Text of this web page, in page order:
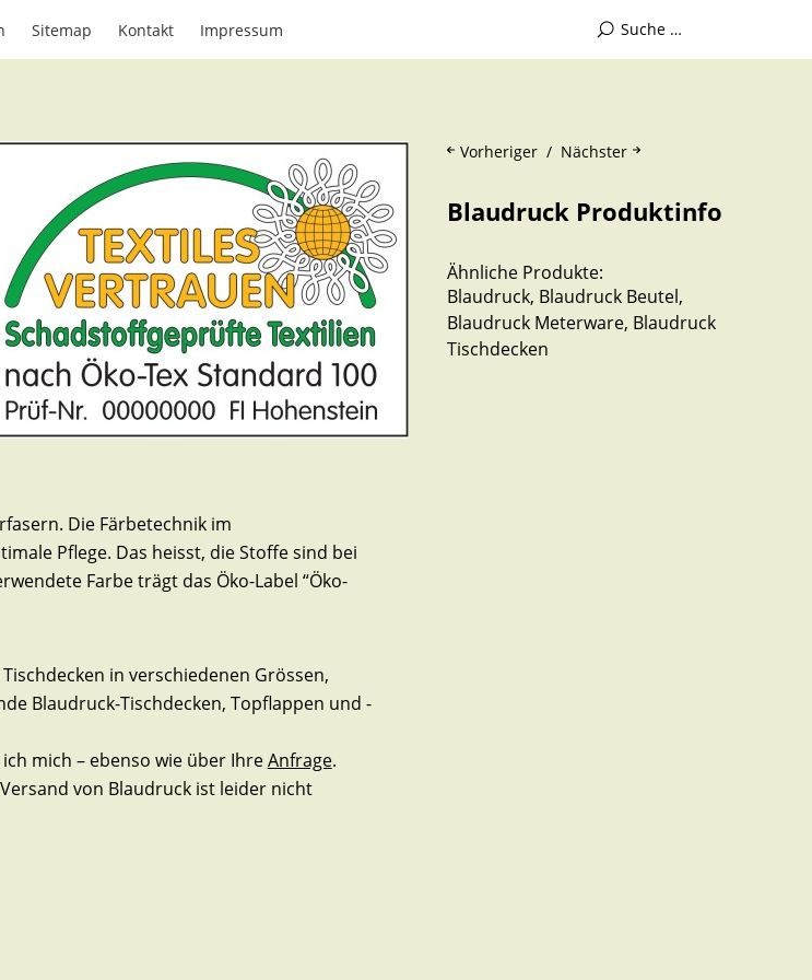
Sitemap Kontakt Impressum
Nächster
Vorheriger
Blaudruck Produktinfo
Ähnliche Produkte:
Blaudruck, Blaudruck Beutel,
Blaudruck Meterware, Blaudruck
Tischdecken
Die Färbetechnik im
Pflege. Das heisst, die Stoffe sind bei
Farbe trägt das Öko-Label “Öko-
in verschiedenen Grössen,
Blaudruck-Tischdecken, Topflappen und -
mich – ebenso wie über IhreAnfrage.
von Blaudruck ist leider nicht